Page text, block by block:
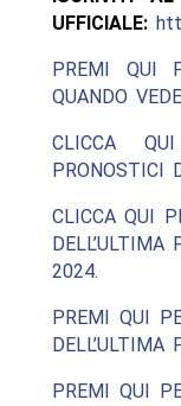
UFFICIALE:
PREMI QUI
QUANDO
CLICCA
PRONOSTICI
CLICCA QUI
2024.
PREMI QUI
PREMI QUI